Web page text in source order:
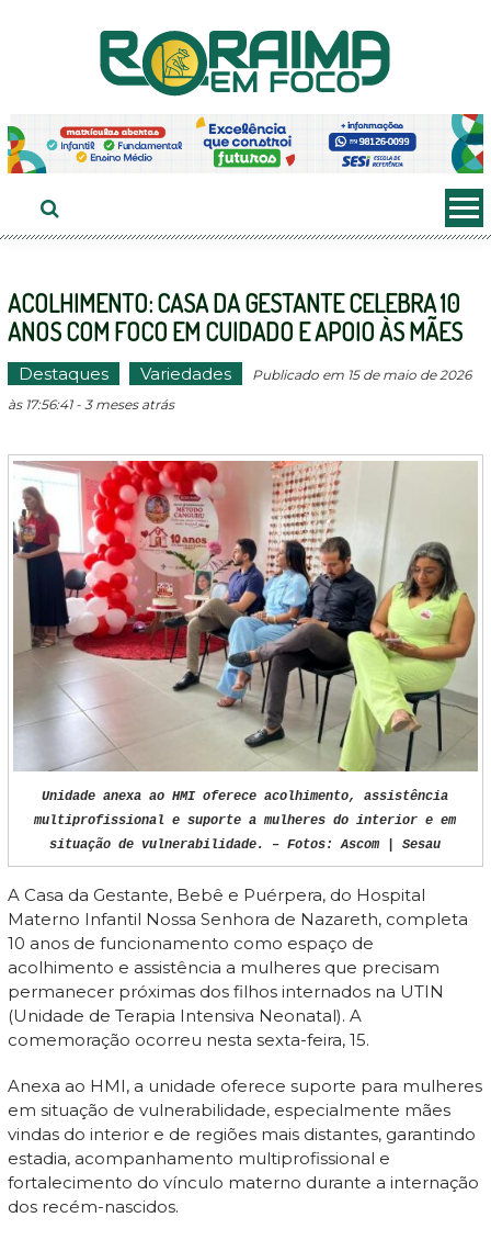
ACOLHIMENTO: CASA DA GESTANTE CELEBRA 10
ANOS COM FOCO EM CUIDADO E APOIO ÀS MÃES
Destaques Variedades
Publicado em 15 de maio de 2026
às 17:56:41 - 3 meses atrás
Unidade anexa ao HMI oferece acolhimento, assistência
multiprofissional e suporte a mulheres do interior e em
situação de vulnerabilidade. – Fotos: Ascom | Sesau
A Casa da Gestante, Bebê e Puérpera, do Hospital
Materno Infantil Nossa Senhora de Nazareth, completa
10 anos de funcionamento como espaço de
acolhimento e assistência a mulheres que precisam
permanecer próximas dos filhos internados na UTIN
(Unidade de Terapia Intensiva Neonatal). A
comemoração ocorreu nesta sexta-feira, 15.
Anexa ao HMI, a unidade oferece suporte para mulheres
em situação de vulnerabilidade, especialmente mães
vindas do interior e de regiões mais distantes, garantindo
estadia, acompanhamento multiprofissional e
fortalecimento do vínculo materno durante a internação
dos recém-nascidos.